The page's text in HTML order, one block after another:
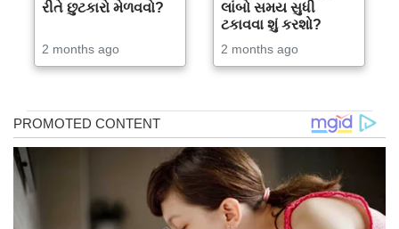
રીતે છુટકારો મેળવવો?
2 months ago
લાંબો સમય સુધી
ટકાવવા શું કરશો?
2 months ago